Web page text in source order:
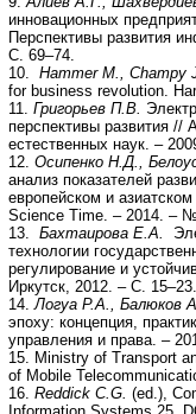
инновационных
Перспективы развития
С. 69–74.
10. Hammer M., Champy
for business revolution.
11. Григорьев П.В.
перспективы развития //
естественных наук. –
12. Осипенко Н.Д.,
анализ показателей
европейском и
Science Time. – 2014. –
13. Бахтаирова Е.А.
технологии
регулирование и
Иркутск, 2012. – С. 15–23.
14. Логуа Р.А., Балюков
эпоху: концепция,
управления и права. –
15. Ministry of Transport
of Mobile
16. Reddick C.G. (ed.),